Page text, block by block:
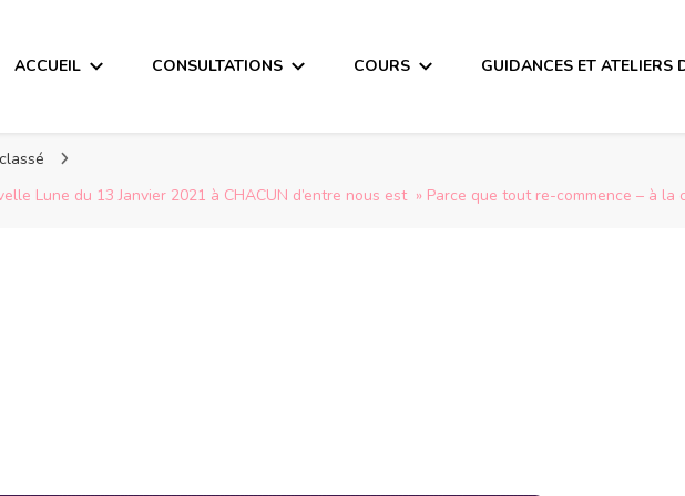
ACCUEIL CONSULTATIONS COURS GUIDANCES ET ATELIERS
Lune du 13 Janvier 2021 à CHACUN d’entre nous est » Parce que tout re-commence – à